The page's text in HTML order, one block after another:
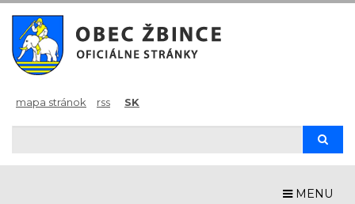
mapa stránok rss SK
MENU